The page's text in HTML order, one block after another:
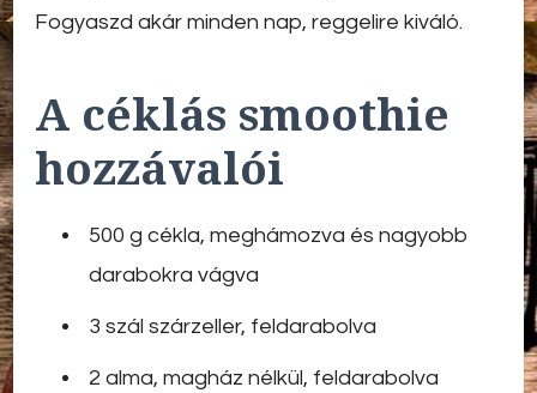
Fogyaszd akár minden nap, reggelire kiváló.
A céklás smoothie
hozzávalói
500 g cékla, meghámozva és nagyobb
darabokra vágva
3 szál szárzeller, feldarabolva
2 alma, magház nélkül, feldarabolva